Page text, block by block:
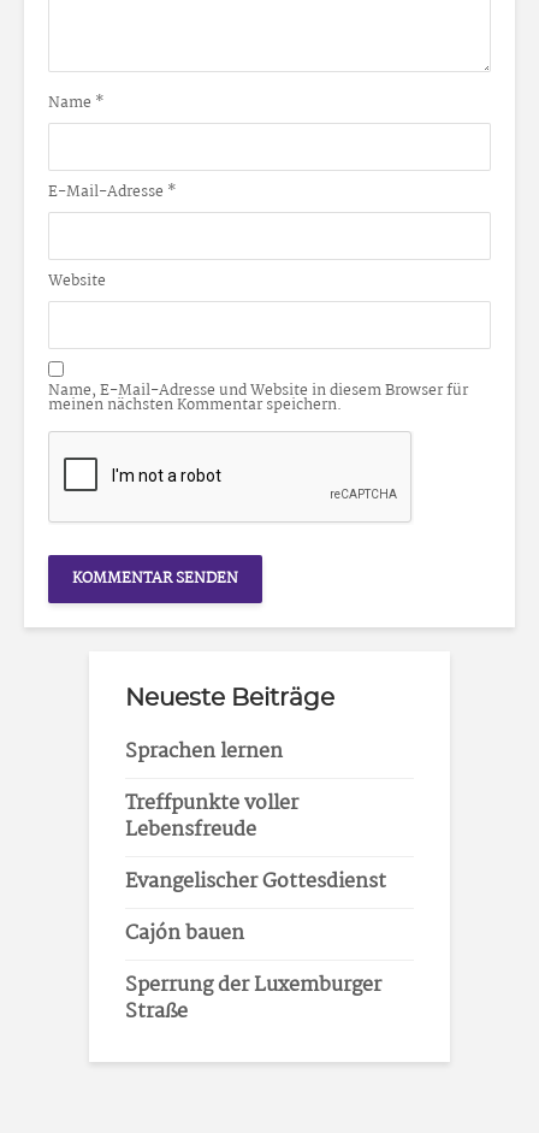
Name *
E-Mail-Adresse *
Website
Name, E-Mail-Adresse und Website in diesem Browser für
meinen nächsten Kommentar speichern.
Neueste Beiträge
Sprachen lernen
Treffpunkte voller
Lebensfreude
Evangelischer Gottesdienst
Cajón bauen
Sperrung der Luxemburger
Straße